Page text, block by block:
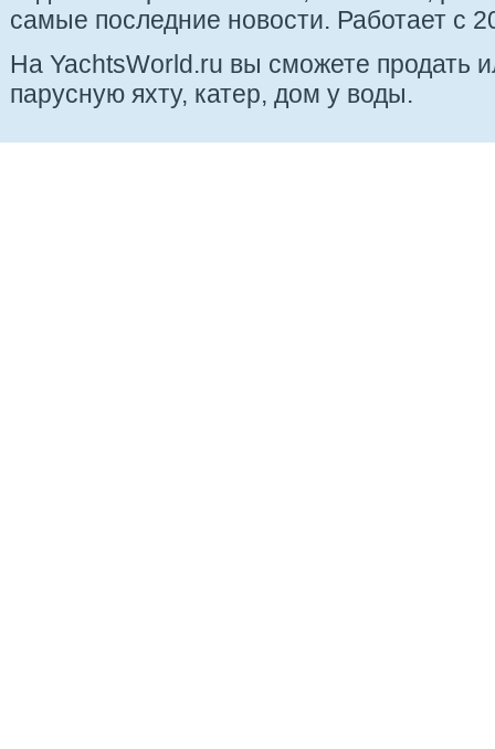
самые последние новости. Работает с
На YachtsWorld.ru вы сможете продать
парусную яхту, катер, дом у воды.